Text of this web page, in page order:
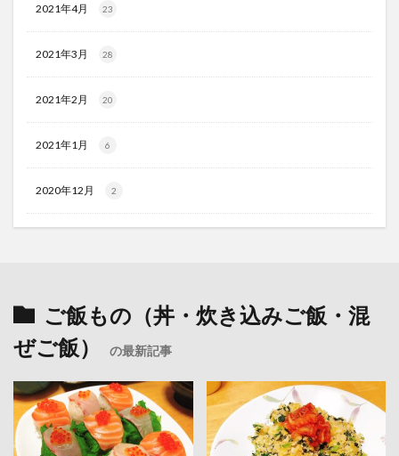
2021年4月 23
2021年3月 28
2021年2月 20
2021年1月 6
2020年12月 2
ご飯もの（丼・炊き込みご飯・混
ぜご飯）
の最新記事